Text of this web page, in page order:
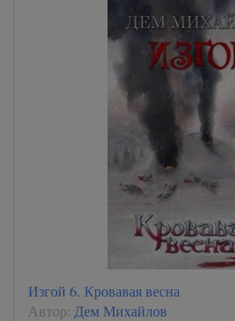
Изгой 6. Кровавая весна
Автор: Дем Михайлов